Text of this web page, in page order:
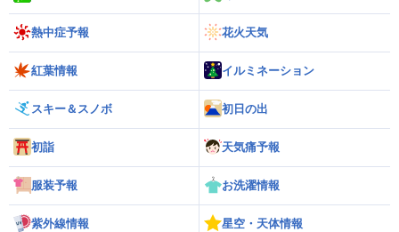
熱中症予報 花火天気
紅葉情報 イルミネーション
スキー＆スノボ 初日の出
初詣 天気痛予報
服装予報 お洗濯情報
紫外線情報 星空・天体情報